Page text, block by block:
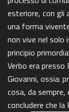
esteriore, con gli
una forma
non vive nel solo
principio
Verbo era presso
Giovanni, ossia:
cosa, da
concludere che